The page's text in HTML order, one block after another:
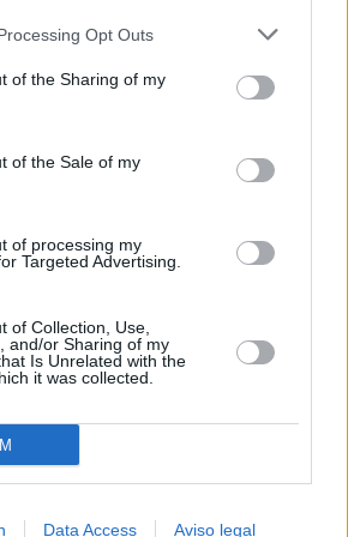
Tenga en cuenta que algún
pero usted tiene el derecho de
Sus preferencias se aplicarán
de nuevo en este sitio web o
de privacidad.
Opt Outs
of the Sharing of my
of the Sale of my
of processing my
Targeted Advertising.
of Collection, Use,
and/or Sharing of my
Is Unrelated with the
it was collected.
Data Access Aviso legal